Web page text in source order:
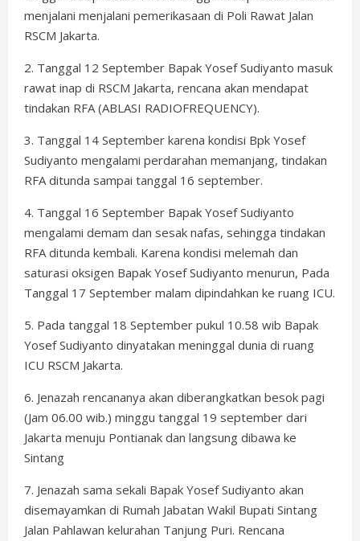
menjalani menjalani pemerikasaan di Poli Rawat Jalan
RSCM Jakarta.
2. Tanggal 12 September Bapak Yosef Sudiyanto masuk
rawat inap di RSCM Jakarta, rencana akan mendapat
tindakan RFA (ABLASI RADIOFREQUENCY).
3. Tanggal 14 September karena kondisi Bpk Yosef
Sudiyanto mengalami perdarahan memanjang, tindakan
RFA ditunda sampai tanggal 16 september.
4. Tanggal 16 September Bapak Yosef Sudiyanto
mengalami demam dan sesak nafas, sehingga tindakan
RFA ditunda kembali. Karena kondisi melemah dan
saturasi oksigen Bapak Yosef Sudiyanto menurun, Pada
Tanggal 17 September malam dipindahkan ke ruang ICU.
5. Pada tanggal 18 September pukul 10.58 wib Bapak
Yosef Sudiyanto dinyatakan meninggal dunia di ruang
ICU RSCM Jakarta.
6. Jenazah rencananya akan diberangkatkan besok pagi
(Jam 06.00 wib.) minggu tanggal 19 september dari
Jakarta menuju Pontianak dan langsung dibawa ke
Sintang
7. Jenazah sama sekali Bapak Yosef Sudiyanto akan
disemayamkan di Rumah Jabatan Wakil Bupati Sintang
Jalan Pahlawan kelurahan Tanjung Puri. Rencana